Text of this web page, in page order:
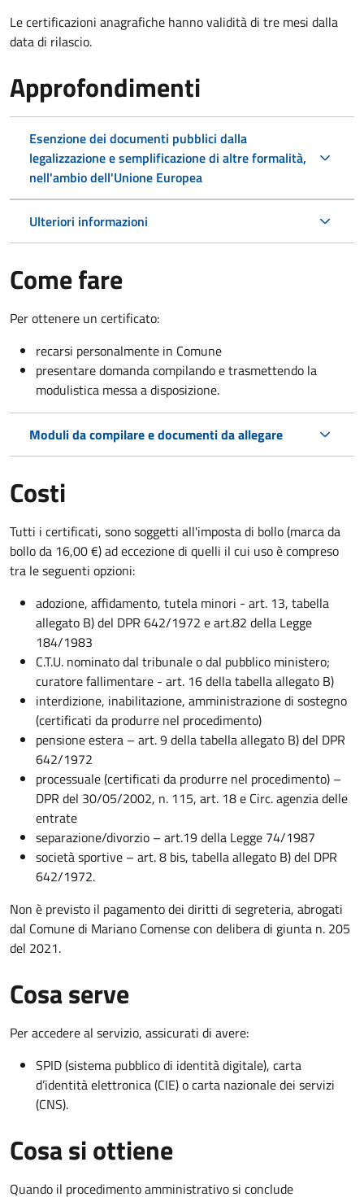
Le certificazioni anagrafiche hanno validità di tre mesi dalla
data di rilascio.
Approfondimenti
Esenzione dei documenti pubblici dalla
legalizzazione e semplificazione di altre formalità,
nell'ambio dell'Unione Europea
Ulteriori informazioni
Come fare
Per ottenere un certificato:
recarsi personalmente in Comune
presentare domanda compilando e trasmettendo la
modulistica messa a disposizione.
Moduli da compilare e documenti da allegare
Costi
Tutti i certificati, sono soggetti all'imposta di bollo (marca da
bollo da 16,00 €) ad eccezione di quelli il cui uso è compreso
tra le seguenti opzioni:
adozione, affidamento, tutela minori - art. 13, tabella
allegato B) del DPR 642/1972 e art.82 della Legge
184/1983
C.T.U. nominato dal tribunale o dal pubblico ministero;
curatore fallimentare - art. 16 della tabella allegato B)
interdizione, inabilitazione, amministrazione di sostegno
(certificati da produrre nel procedimento)
pensione estera – art. 9 della tabella allegato B) del DPR
642/1972
processuale (certificati da produrre nel procedimento) –
DPR del 30/05/2002, n. 115, art. 18 e Circ. agenzia delle
entrate
separazione/divorzio – art.19 della Legge 74/1987
società sportive – art. 8 bis, tabella allegato B) del DPR
642/1972.
Non è previsto il pagamento dei diritti di segreteria, abrogati
dal Comune di Mariano Comense con delibera di giunta n. 205
del 2021.
Cosa serve
Per accedere al servizio, assicurati di avere:
SPID (sistema pubblico di identità digitale), carta
d’identità elettronica (CIE) o carta nazionale dei servizi
(CNS).
Cosa si ottiene
Quando il procedimento amministrativo si conclude